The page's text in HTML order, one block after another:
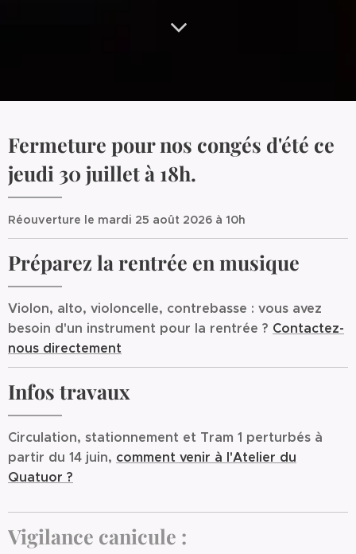
Fermeture pour nos congés d'été ce
jeudi 30 juillet à 18h.
Réouverture le mardi 25 août 2026 à 10h
Préparez la rentrée en musique
Violon, alto, violoncelle, contrebasse : vous avez
besoin d'un instrument pour la rentrée ? Contactez-
nous directement
Infos travaux
Circulation, stationnement et Tram 1 perturbés à
partir du 14 juin, comment venir à l'Atelier du
Quatuor ?
Vigilance canicule :